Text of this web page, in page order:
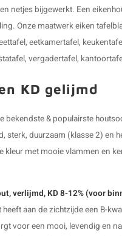
netjes bijgewerkt. Een
Onze maatwerk eiken
eetkamertafel,
vergadertafel,
KD gelijmd
bekendste & populairste
sterk, duurzaam (klasse 2) en
kleur met mooie vlammen en
verlijmd, KD 8-12% (voor
aan de zichtzijde een B-
voor een mooi, levendig en